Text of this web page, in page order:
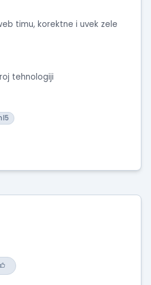
timu, korektne i uvek zele
tehnologiji